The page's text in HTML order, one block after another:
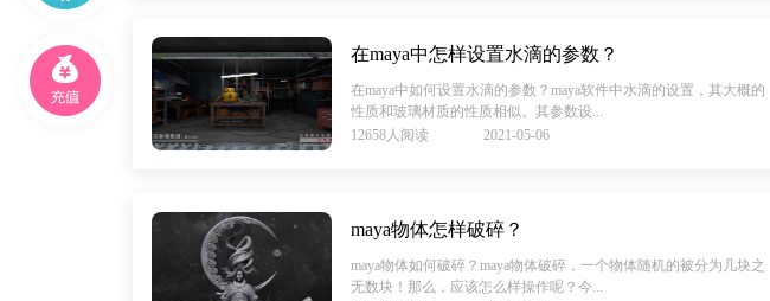
在maya中怎样设置水滴的参数？
在maya中如何设置水滴的参数？maya软件中水滴的设置，其大概的
性质和玻璃材质的性质相似。其参数设...
12658人阅读
2021-05-06
maya物体怎样破碎？
maya物体如何破碎？maya物体破碎，一个物体随机的被分为几块之
无数块！那么，应该怎么样操作呢？今...